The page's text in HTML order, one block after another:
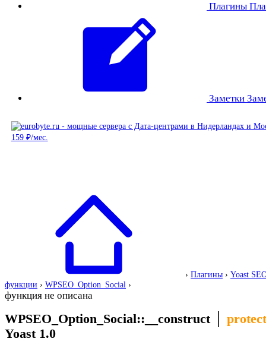
Плагины
Заметки
› Плагины › Yoast
функции › WPSEO_Option_Social ›
функция не описана
WPSEO_Option_Social::__construct│
Yoast 1.0